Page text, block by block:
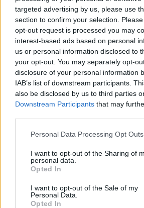
targeted advertising by us, please use
section to confirm your selection.
opt-out request is processed you may
interest-based ads based on personal
us or personal information disclosed to
your opt-out. You may separately opt-
disclosure of your personal information
IAB’s list of downstream participants.
also be disclosed by us to third parties
Downstream Participants that may
Personal Data Processing Opt Outs
I want to opt-out of the Sharing of
personal data.
Opted In
I want to opt-out of the Sale of my
Personal Data.
Opted In
Moji Mediji d.o.o.
sobotainfo.com•mariborinfo.com•
dolenjskainfo.com •ljubljanainfo.com•
tvidea.si
Vse pravice pridržane © 2026
Tematike
Lokalno
Politika
Kronika
Zdravje
Šport
Scena
Zadnje novice
Prijavi se na